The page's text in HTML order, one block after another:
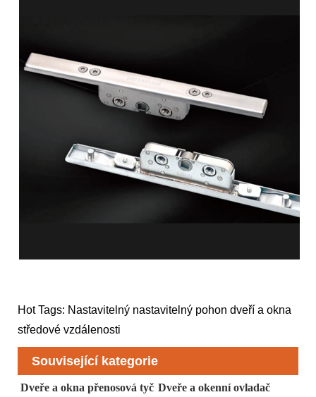
Hot Tags: Nastavitelný nastavitelný pohon dveří a okna
středové vzdálenosti
Související kategorie
Dveře a okna přenosová tyč Dveře a okenní ovladač